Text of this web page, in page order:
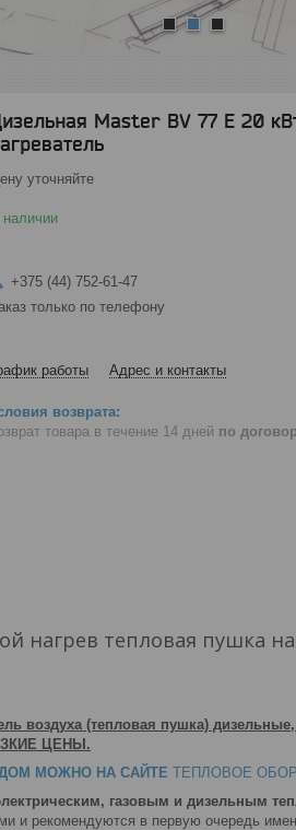
Master BV 77 E 20
уточняйте
+375 (44) 752-61-47
только по телефону
работы Адрес и контакты
товара в течение 14 дней по
нагрев тепловая пушка
воздуха (тепловая пушка)
ЦЕНЫ.
МОЖНО НА САЙТЕ ТЕПЛОВОЕ
газовым и дизельным
и рекомендуются в первую очередь